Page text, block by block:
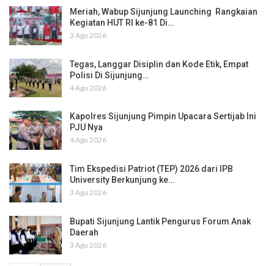
Meriah, Wabup Sijunjung Launching Rangkaian
Kegiatan HUT RI ke-81 Di…
3 Agu 2026
Tegas, Langgar Disiplin dan Kode Etik, Empat
Polisi Di Sijunjung…
4 Agu 2026
Kapolres Sijunjung Pimpin Upacara Sertijab Ini
PJU Nya
4 Agu 2026
Tim Ekspedisi Patriot (TEP) 2026 dari IPB
University Berkunjung ke…
3 Agu 2026
Bupati Sijunjung Lantik Pengurus Forum Anak
Daerah
3 Agu 2026